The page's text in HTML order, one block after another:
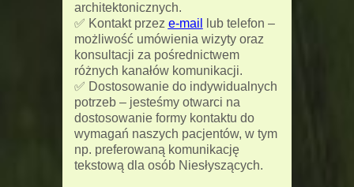
architektonicznych.
✅ Kontakt przez e-mail
lub telefon –
możliwość umówienia wizyty oraz
konsultacji za pośrednictwem
różnych kanałów komunikacji.
✅ Dostosowanie do indywidualnych
potrzeb – jesteśmy otwarci na
dostosowanie formy kontaktu do
wymagań naszych pacjentów, w tym
np. preferowaną komunikację
tekstową dla osób Niesłyszących.